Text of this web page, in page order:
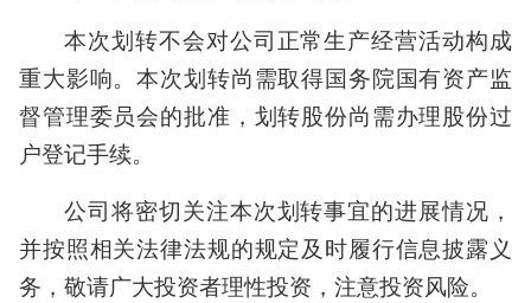
本次划转不会对公司正常生产经营活动构成
重大影响。本次划转尚需取得国务院国有资产监
督管理委员会的批准，划转股份尚需办理股份过
户登记手续。
公司将密切关注本次划转事宜的进展情况，
并按照相关法律法规的规定及时履行信息披露义
务，敬请广大投资者理性投资，注意投资风险。